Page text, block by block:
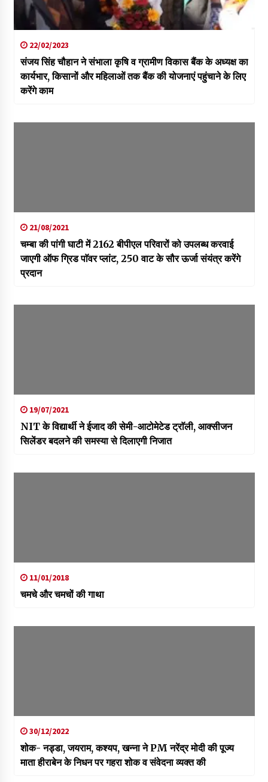
22/02/2023
संजय सिंह चौहान ने संभाला कृषि व ग्रामीण विकास बैंक के अध्यक्ष का
कार्यभार, किसानों और महिलाओं तक बैंक की योजनाएं पहुंचाने के लिए
करेंगे काम
21/08/2021
चम्बा की पांगी घाटी में 2162 बीपीएल परिवारों को उपलब्ध करवाई
जाएगी ऑफ ग्रिड पाॅवर प्लांट, 250 वाट के सौर ऊर्जा संयंत्र करेंगे
प्रदान
19/07/2021
NIT के विद्यार्थी ने ईजाद की सेमी-आटोमेटेड ट्राॅली, आक्सीजन
सिलेंडर बदलने की समस्या से दिलाएगी निजात
11/01/2018
चमचे और चमचों की गाथा
30/12/2022
शोक- नड्डा, जयराम, कश्यप, खन्ना ने PM नरेंद्र मोदी की पूज्य
माता हीराबेन के निधन पर गहरा शोक व संवेदना व्यक्त की